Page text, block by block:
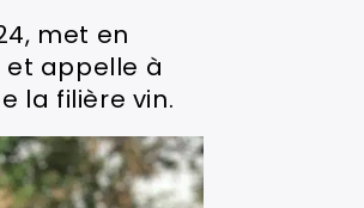
met en
et appelle à
la filière vin.